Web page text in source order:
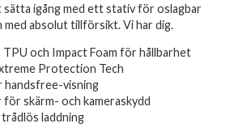
sätta igång med ett stativ för oslagbar
med absolut tillförsikt. Vi har dig.
TPU och Impact Foam för hållbarhet
Protection Tech
visning
skärm- och kameraskydd
laddning